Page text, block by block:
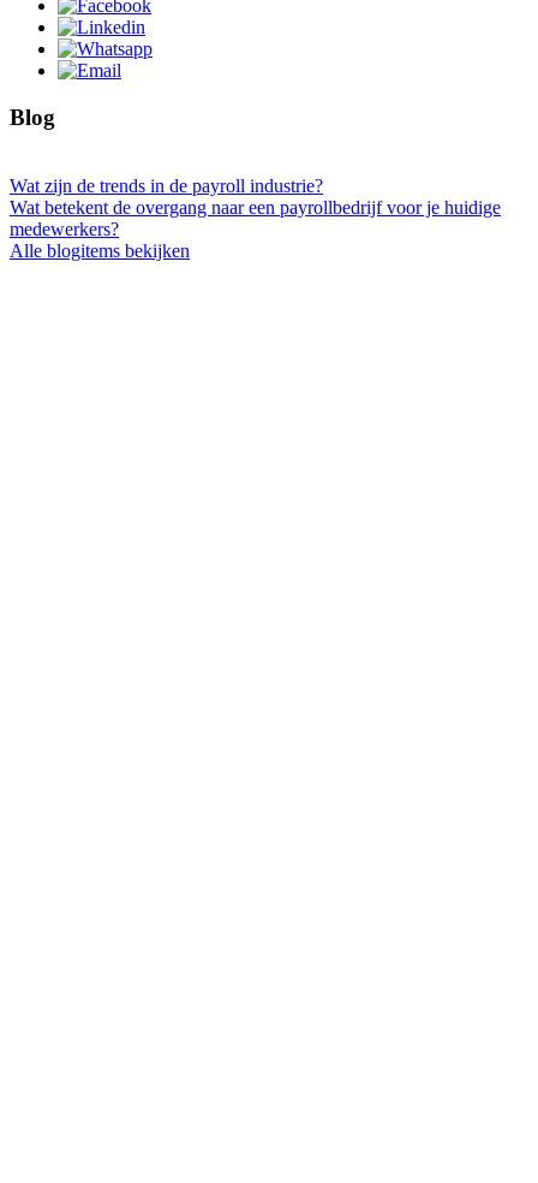
Blog
Wat zijn de trends in de payroll industrie?
Wat betekent de overgang naar een payrollbedrijf voor je huidige
medewerkers?
Alle blogitems bekijken